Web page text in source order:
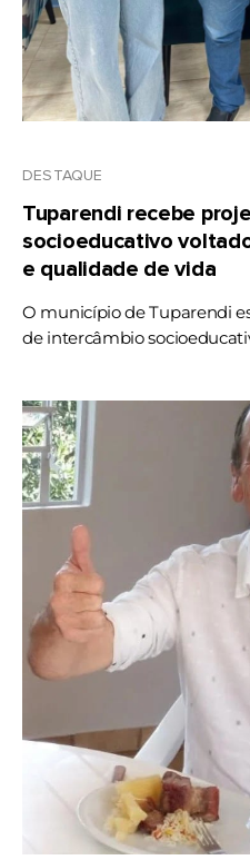
DESTAQUE
Tuparendi recebe
socioeducativo
e qualidade de vida
O município de Tuparendi
de intercâmbio